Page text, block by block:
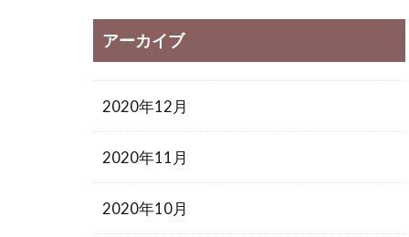
アーカイブ
2020年12月
2020年11月
2020年10月